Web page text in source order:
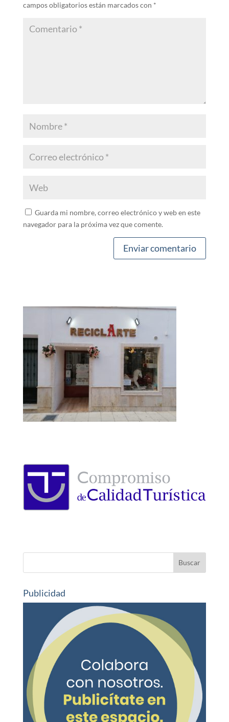
campos obligatorios están marcados con *
Guarda mi nombre, correo electrónico y web en este
navegador para la próxima vez que comente.
Publicidad